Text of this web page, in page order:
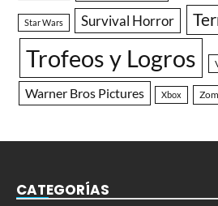
Star Wars Survival Horror
Trofeos y Logros
Warner Bros Pictures Xbox
CATEGORÍAS